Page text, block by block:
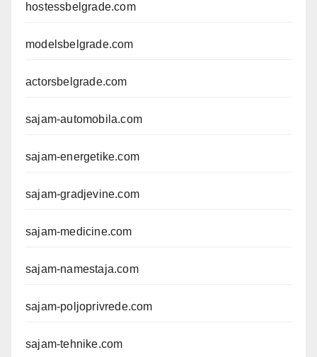
hostessbelgrade.com
modelsbelgrade.com
actorsbelgrade.com
sajam-automobila.com
sajam-energetike.com
sajam-gradjevine.com
sajam-medicine.com
sajam-namestaja.com
sajam-poljoprivrede.com
sajam-tehnike.com